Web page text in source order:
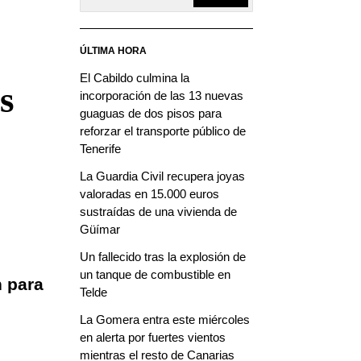
para
ÚLTIMA HORA
El Cabildo culmina la
incorporación de las 13 nuevas
guaguas de dos pisos para
reforzar el transporte público de
Tenerife
La Guardia Civil recupera joyas
valoradas en 15.000 euros
sustraídas de una vivienda de
Güímar
Un fallecido tras la explosión de
un tanque de combustible en
Telde
La Gomera entra este miércoles
en alerta por fuertes vientos
mientras el resto de Canarias